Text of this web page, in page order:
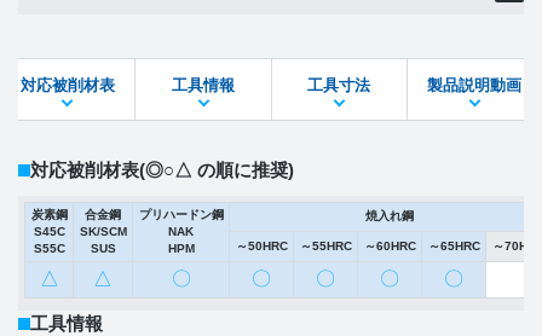
STEPファイル DXFファイル
対応被削材表 工具情報 工具寸法 製品説明動画
対応被削材表(◎○△ の順に推奨)
炭素鋼
S45C
S55C
合金鋼
SK/SCM
SUS
プリハードン鋼
NAK
HPM
焼入れ鋼
～50HRC ～55HRC ～60HRC ～65HRC ～
△ △ 〇 〇 〇 〇 〇
工具情報